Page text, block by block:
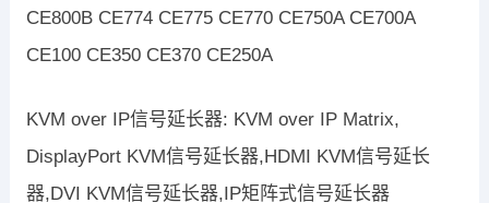
CE800B CE774 CE775 CE770 CE750A CE700A
CE100 CE350 CE370 CE250A
KVM over IP信号延长器: KVM over IP Matrix,
DisplayPort KVM信号延长器,HDMI KVM信号延长
器,DVI KVM信号延长器,IP矩阵式信号延长器